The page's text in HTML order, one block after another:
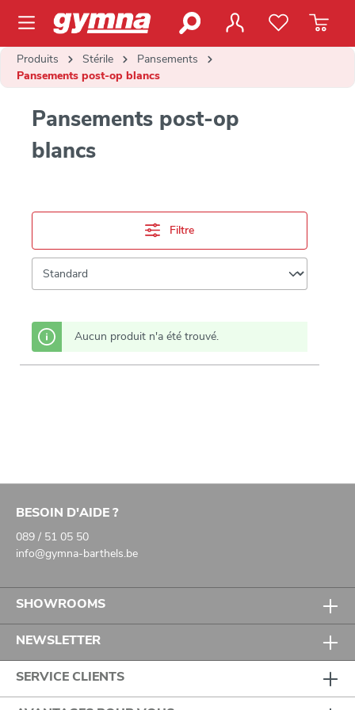
principal
Produits Stérile
Pansements
Pansements post-op blancs
Pansements post-op
blancs
Filtre
Aucun produit n'a été trouvé.
BESOIN D'AIDE ?
089 / 51 05 50
info@gymna-barthels.be
SHOWROOMS
NEWSLETTER
SERVICE CLIENTS